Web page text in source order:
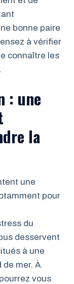
bonne paire
à vérifier
connaître les
: une
la
une
pour
du
desservent
à une
de mer. À
vous